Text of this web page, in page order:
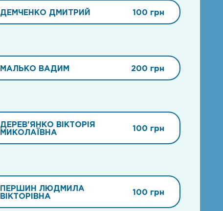
ДЕМЧЕНКО ДМИТРИЙ 100 грн
МАЛЬКО ВАДИМ 200 грн
ДЕРЕВ'ЯНКО ВІКТОРІЯ
МИКОЛАЇВНА
100 грн
ПЕРШИН ЛЮДМИЛА
ВІКТОРІВНА
100 грн